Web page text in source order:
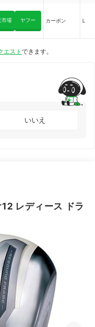
市場 ヤフー カーボン L
エスト できます。
いいえ
レディース ドラ